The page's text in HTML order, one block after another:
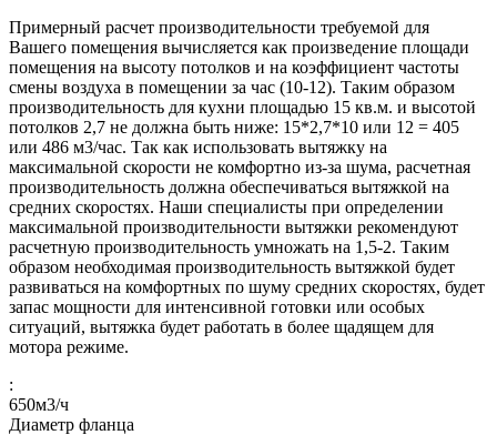
Примерный расчет производительности требуемой для
Вашего помещения вычисляется как произведение площади
помещения на высоту потолков и на коэффициент частоты
смены воздуха в помещении за час (10-12). Таким образом
производительность для кухни площадью 15 кв.м. и высотой
потолков 2,7 не должна быть ниже: 15*2,7*10 или 12 = 405
или 486 м3/час. Так как использовать вытяжку на
максимальной скорости не комфортно из-за шума, расчетная
производительность должна обеспечиваться вытяжкой на
средних скоростях. Наши специалисты при определении
максимальной производительности вытяжки рекомендуют
расчетную производительность умножать на 1,5-2. Таким
образом необходимая производительность вытяжкой будет
развиваться на комфортных по шуму средних скоростях, будет
запас мощности для интенсивной готовки или особых
ситуаций, вытяжка будет работать в более щадящем для
мотора режиме.
:
650м3/ч
Диаметр фланца